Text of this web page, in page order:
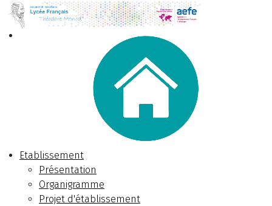
Etablissement
Présentation
Organigramme
Projet d'établissement